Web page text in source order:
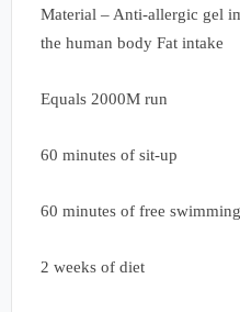
Material – Anti-allergic gel
the human body Fat intake
Equals 2000M run
60 minutes of sit-up
60 minutes of free swimming
2 weeks of diet